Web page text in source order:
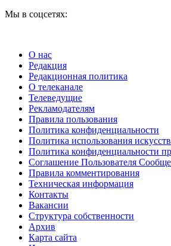
Мы в соцсетях:
О нас
Редакция
Редакционная политика
О телеканале
Телеведущие
Рекламодателям
Правила пользования
Политика конфиденциальности
Политика использования
Политика конфиденциальности
Соглашение Пользователя
Правила комментирования
Техническая информация
Контакты
Вакансии
Структура собственности
Архив
Карта сайта